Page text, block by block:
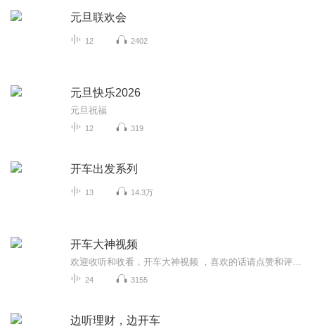
元旦联欢会
12 2402
元旦快乐2026
元旦祝福
12 319
开车出发系列
13 14.3万
开车大神视频
24 3155
边听理财，边开车